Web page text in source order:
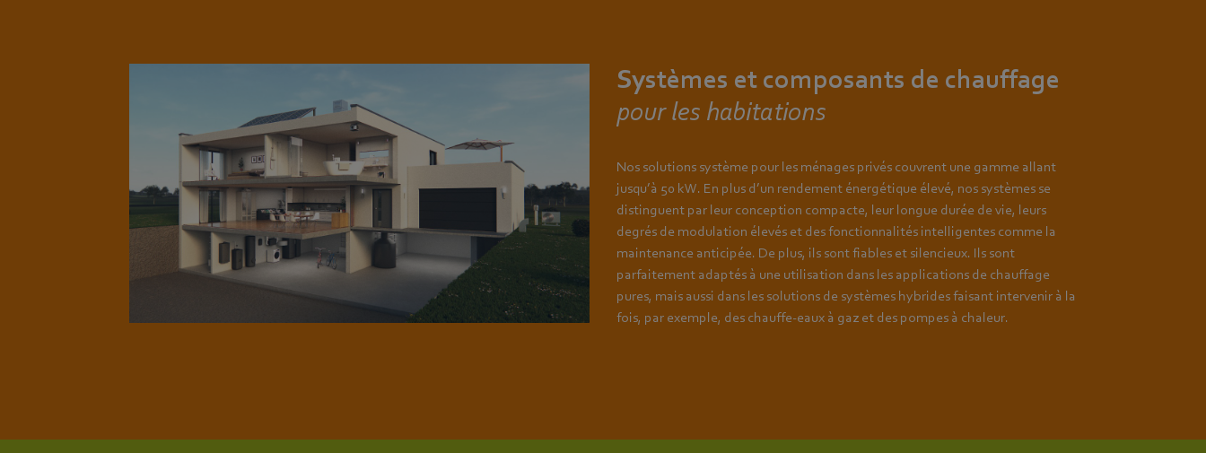
Systèmes et composants de chauffage
pour les habitations
Nos solutions système pour les ménages privés couvrent une gamme allant
jusqu’à 50 kW. En plus d’un rendement énergétique élevé, nos systèmes se
distinguent par leur conception compacte, leur longue durée de vie, leurs
degrés de modulation élevés et des fonctionnalités intelligentes comme la
maintenance anticipée. De plus, ils sont fiables et silencieux. Ils sont
parfaitement adaptés à une utilisation dans les applications de chauffage
pures, mais aussi dans les solutions de systèmes hybrides faisant intervenir à la
fois, par exemple, des chauffe-eaux à gaz et des pompes à chaleur.